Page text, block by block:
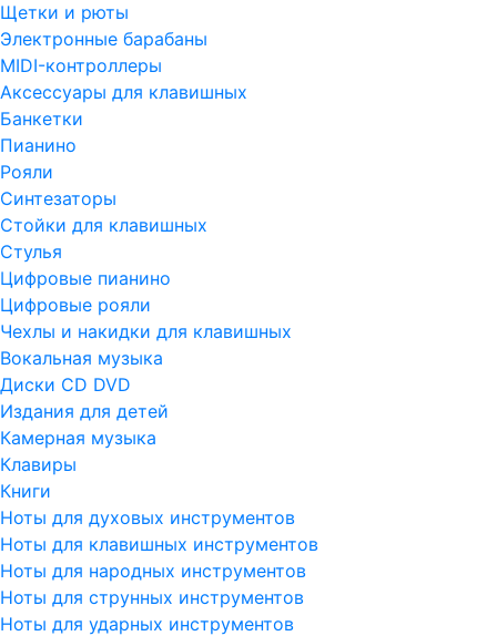
Щетки и рюты
Электронные барабаны
MIDI-контроллеры
Аксессуары для клавишных
Банкетки
Пианино
Рояли
Синтезаторы
Стойки для клавишных
Стулья
Цифровые пианино
Цифровые рояли
Чехлы и накидки для клавишных
Вокальная музыка
Диски CD DVD
Издания для детей
Камерная музыка
Клавиры
Книги
Ноты для духовых инструментов
Ноты для клавишных инструментов
Ноты для народных инструментов
Ноты для струнных инструментов
Ноты для ударных инструментов